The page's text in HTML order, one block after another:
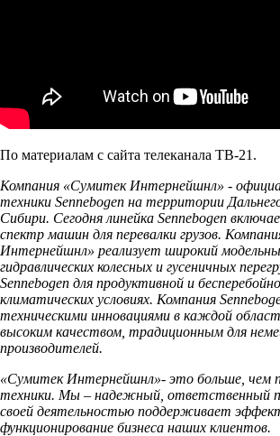
По материалам с сайта телеканала ТВ-21.
Компания «Сумитек Интернейшнл» -
техники Sennebogen на территории
Сибири. Сегодня линейка Sennebogen
спектр машин для перевалки грузов.
Интернейшнл» реализует широкий
гидравлических колесных и гусеничных
Sennebogen для продуктивной и
климатических условиях. Компания
техническими инновациями в каждой
высоким качеством, традиционным для
производителей.
«Сумитек Интернейшнл»- это больше, чем
техники. Мы – надежный, ответственный
своей деятельностью поддерживает
функционирование бизнеса наших клиентов.